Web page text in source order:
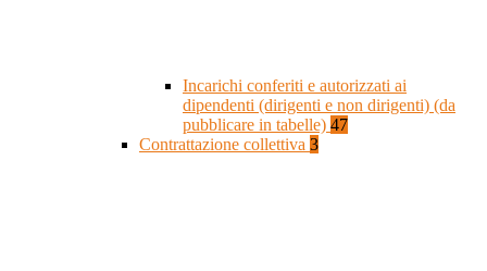
Incarichi conferiti e autorizzati ai
dipendenti (dirigenti e non dirigenti) (da
pubblicare in tabelle) 47
Contrattazione collettiva 3